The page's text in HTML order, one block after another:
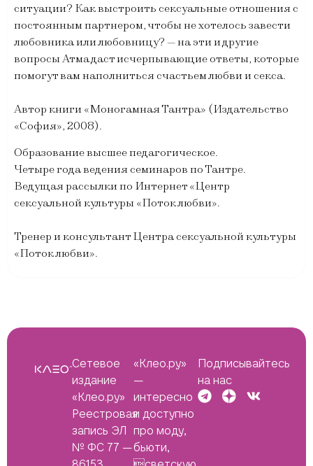
ситуации? Как выстроить сексуальные отношения с
постоянным партнером, чтобы не хотелось завести
любовника или любовницу? — на эти и другие
вопросы Атма даст исчерпывающие ответы, которые
помогут вам наполниться счастьем любви и секса.
Автор книги «Моногамная Тантра» (Издательство
«София», 2008).
Образование высшее педагогическое.
Четыре года ведения семинаров по Тантре.
Ведущая рассылки по Интернет «Центр
сексуальной культуры «Поток любви».
Тренер и консультант Центра сексуальной культуры
«Поток любви».
Сетевое
издание
«Клео.ру»
Реестровая
запись ЭЛ
№ ФС 77 —
«Клео.ру»
—
интересно
и доступно
про моду,
бьюти,
Подписывайтесь
на нас